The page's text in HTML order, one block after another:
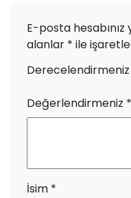
E-posta
alanlar * ile
Derecelendirmeniz
Değerlendirmeniz *
İsim *